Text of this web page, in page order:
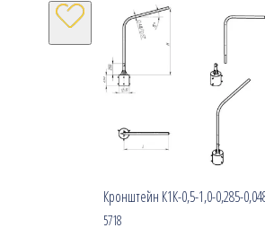
Кронштейн К1К-0,5-1,0-0,285-
5718